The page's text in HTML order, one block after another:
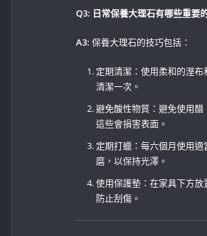
Q3: 日常保養大理石有哪些重要
A3: 保養大理石的技巧包括： ⁤
定期清潔：使用柔和的溼
清潔一次。
避免酸性物質：避免使用醋
這些會損害表面。
定期打蠟：每六個月使用
磨，以保持光澤。
使用保護墊：在家具下方
防止刮傷。